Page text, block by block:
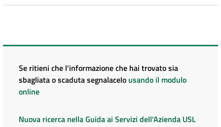
Se ritieni che l'informazione che hai trovato sia
sbagliata o scaduta segnalacelo usando il modulo
online
Nuova ricerca nella Guida ai Servizi dell'Azienda USL